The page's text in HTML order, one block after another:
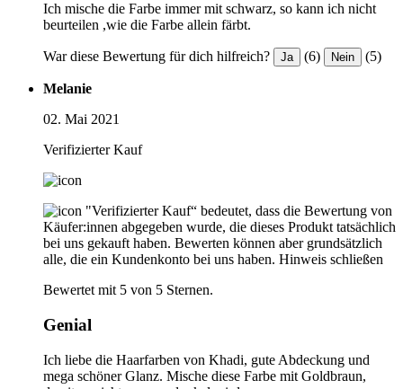
Ich mische die Farbe immer mit schwarz, so kann ich nicht
beurteilen ,wie die Farbe allein färbt.
War diese Bewertung für dich hilfreich? Ja (6) Nein (5)
Melanie
02. Mai 2021
Verifizierter Kauf
"Verifizierter Kauf“ bedeutet, dass die Bewertung von
Käufer:innen abgegeben wurde, die dieses Produkt tatsächlich
bei uns gekauft haben. Bewerten können aber grundsätzlich
alle, die ein Kundenkonto bei uns haben. Hinweis schließen
Bewertet mit 5 von 5 Sternen.
Genial
Ich liebe die Haarfarben von Khadi, gute Abdeckung und
mega schöner Glanz. Mische diese Farbe mit Goldbraun,